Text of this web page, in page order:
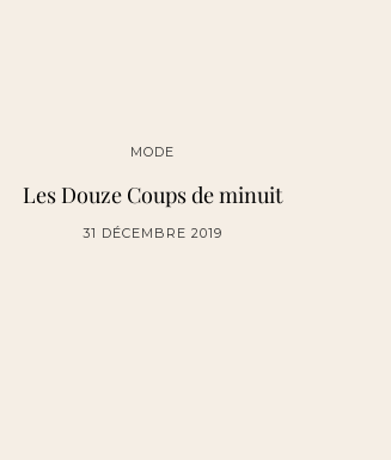
MODE
Les Douze Coups de minuit
31 DÉCEMBRE 2019